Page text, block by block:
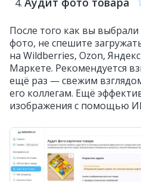
После того как вы
фото, не спешите
на Wildberries, Ozon,
Маркете. Рекомендуется
ещё раз — свежим
его коллегам. Ещё
изображения с помощью